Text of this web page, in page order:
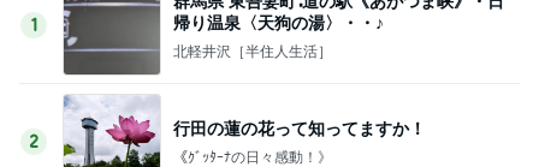
1
帰り温泉〈天狗の湯〉・・♪
北軽井沢［半住人生活］
2
行田の蓮の花って知ってますか！
《ｸﾞｯﾀｰﾅの日々感動！》